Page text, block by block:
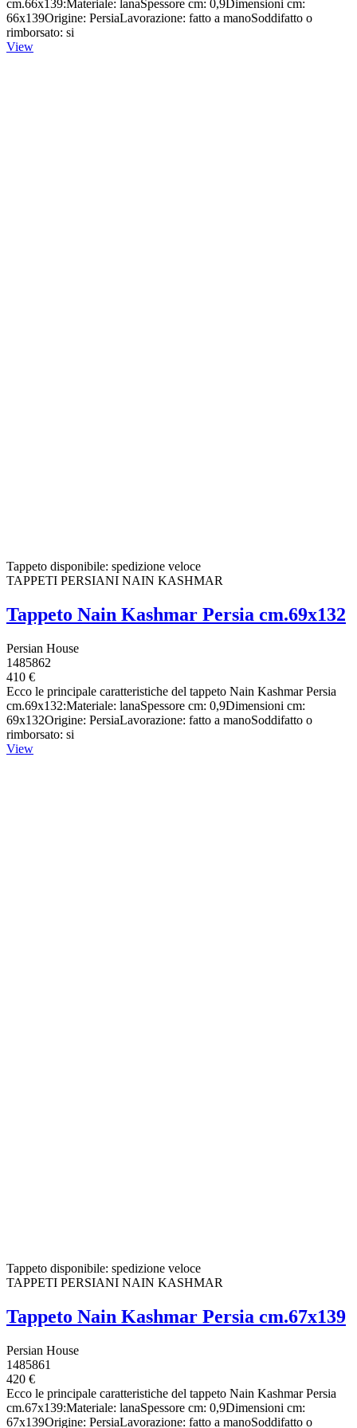
cm.66x139:Materiale: lanaSpessore cm: 0,9Dimensioni cm:
66x139Origine: PersiaLavorazione: fatto a manoSoddifatto o
rimborsato: si
View
Tappeto disponibile: spedizione veloce
TAPPETI PERSIANI NAIN KASHMAR
Tappeto Nain Kashmar Persia cm.69x132
Persian House
1485862
410 €
Ecco le principale caratteristiche del tappeto Nain Kashmar Persia
cm.69x132:Materiale: lanaSpessore cm: 0,9Dimensioni cm:
69x132Origine: PersiaLavorazione: fatto a manoSoddifatto o
rimborsato: si
View
Tappeto disponibile: spedizione veloce
TAPPETI PERSIANI NAIN KASHMAR
Tappeto Nain Kashmar Persia cm.67x139
Persian House
1485861
420 €
Ecco le principale caratteristiche del tappeto Nain Kashmar Persia
cm.67x139:Materiale: lanaSpessore cm: 0,9Dimensioni cm:
67x139Origine: PersiaLavorazione: fatto a manoSoddifatto o